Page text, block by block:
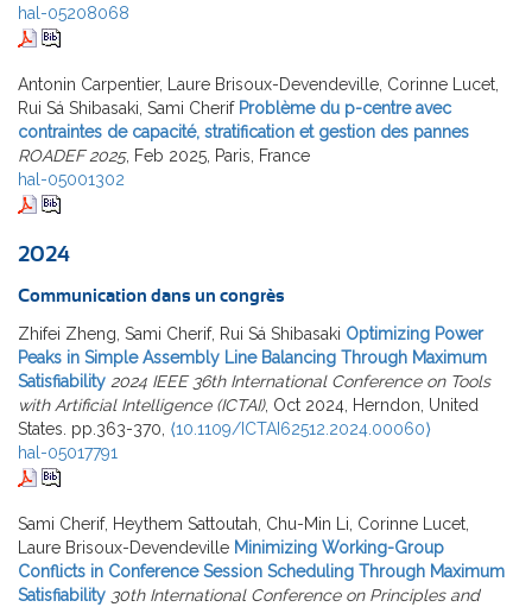
hal-05208068
Antonin Carpentier, Laure Brisoux-Devendeville, Corinne Lucet,
Rui Sá Shibasaki, Sami Cherif Problème du p-centre avec
contraintes de capacité, stratification et gestion des pannes
ROADEF 2025, Feb 2025, Paris, France
hal-05001302
2024
Communication dans un congrès
Zhifei Zheng, Sami Cherif, Rui Sá Shibasaki Optimizing Power
Peaks in Simple Assembly Line Balancing Through Maximum
Satisfiability 2024 IEEE 36th International Conference on Tools
with Artificial Intelligence (ICTAI), Oct 2024, Herndon, United
States. pp.363-370, ⟨10.1109/ICTAI62512.2024.00060⟩
hal-05017791
Sami Cherif, Heythem Sattoutah, Chu-Min Li, Corinne Lucet,
Laure Brisoux-Devendeville Minimizing Working-Group
Conflicts in Conference Session Scheduling Through Maximum
Satisfiability 30th International Conference on Principles and